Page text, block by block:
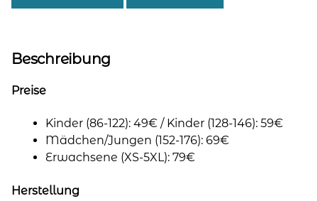
Beschreibung
Preise
Kinder (86-122): 49€ / Kinder (128-146): 59€
Mädchen/Jungen (152-176): 69€
Erwachsene (XS-5XL): 79€
Herstellung